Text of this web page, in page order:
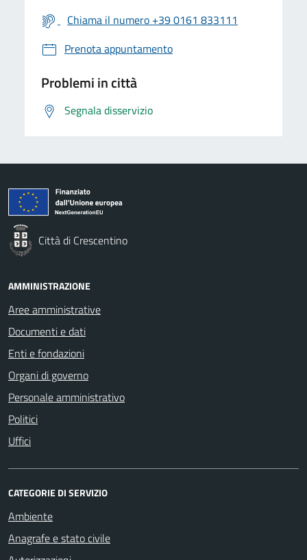
Chiama il numero +39 0161 833111
Prenota appuntamento
Problemi in città
Segnala disservizio
Città di Crescentino
AMMINISTRAZIONE
Aree amministrative
Documenti e dati
Enti e fondazioni
Organi di governo
Personale amministrativo
Politici
Uffici
CATEGORIE DI SERVIZIO
Ambiente
Anagrafe e stato civile